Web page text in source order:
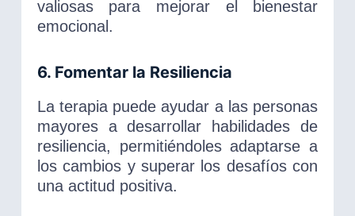
valiosas para mejorar el bienestar
emocional.
6. Fomentar la Resiliencia
La terapia puede ayudar a las personas
mayores a desarrollar habilidades de
resiliencia, permitiéndoles adaptarse a
los cambios y superar los desafíos con
una actitud positiva.